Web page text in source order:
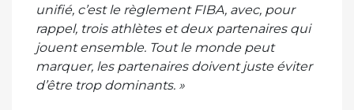
unifié, c’est le règlement FIBA, avec, pour
rappel, trois athlètes et deux partenaires qui
jouent ensemble. Tout le monde peut
marquer, les partenaires doivent juste éviter
d’être trop dominants. »